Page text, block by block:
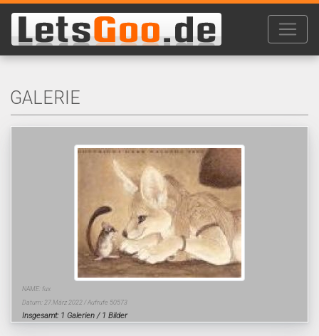
GALERIE
NAME: fux
Datum: 27.März 2022 / Aufrufe 50573
Insgesamt: 1 Galerien / 1 Bilder